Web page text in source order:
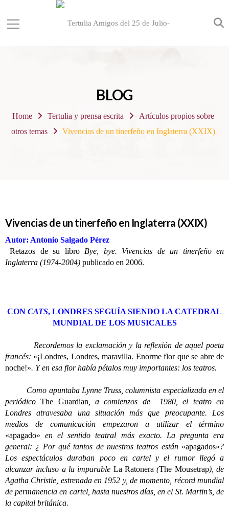
BLOG
Home Tertulia y prensa escrita
Artículos propios sobre
otros temas
Vivencias de un tinerfeño en Inglaterra (XXIX)
Vivencias de un tinerfeño en Inglaterra (XXIX)
Autor: Antonio Salgado Pérez
Retazos de su libro Bye, bye. Vivencias de un tinerfeño en
Inglaterra (1974-2004) publicado en 2006.
CON CATS, LONDRES SEGUÍA SIENDO LA CATEDRAL
MUNDIAL DE LOS MUSICALES
Recordemos la exclamación y la reflexión de aquel poeta
francés: «¡Londres, Londres, maravilla. Enorme flor que se abre de
noche!». Y en esa flor había pétalos muy importantes: los teatros.
Como apuntaba Lynne Truss, columnista especializada en el
periódicoThe Guardian , a comienzos de 1980, el teatro en
Londres atravesaba una situación más que preocupante. Los
medios de comunicación empezaron a utilizar el término
«apagado» en el sentido teatral más exacto. La pregunta era
general: ¿ Por qué tantos de nuestros teatros están «apagados»?
Los espectáculos duraban poco en cartel y el rumor llegó a
alcanzar incluso a la imparable La Ratonera (The Mousetrap), de
Agatha Christie, estrenada en 1952 y, de momento, récord mundial
de permanencia en cartel, hasta nuestros días, en el St. Martin’s, de
la capital británica.